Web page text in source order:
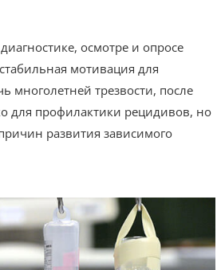
осмотре и опросе
мотивация для
многолетней трезвости, после
для профилактики рецидивов, но
развития зависимого